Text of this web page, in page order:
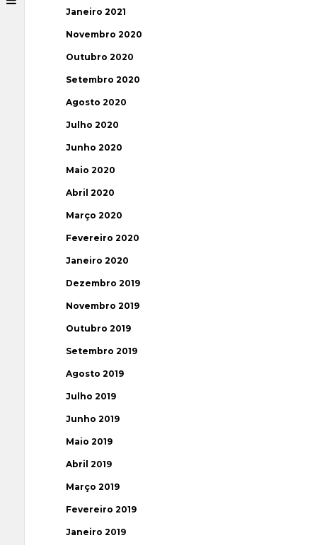
Janeiro 2021
Novembro 2020
Outubro 2020
Setembro 2020
Agosto 2020
Julho 2020
Junho 2020
Maio 2020
Abril 2020
Março 2020
Fevereiro 2020
Janeiro 2020
Dezembro 2019
Novembro 2019
Outubro 2019
Setembro 2019
Agosto 2019
Julho 2019
Junho 2019
Maio 2019
Abril 2019
Março 2019
Fevereiro 2019
Janeiro 2019